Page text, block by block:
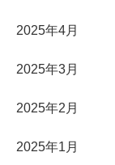
2025年4月
2025年3月
2025年2月
2025年1月